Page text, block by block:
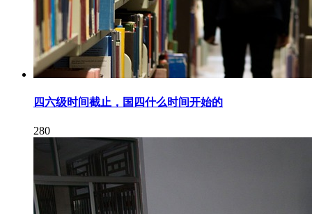
四六级时间截止，国四什么时间开始的
280